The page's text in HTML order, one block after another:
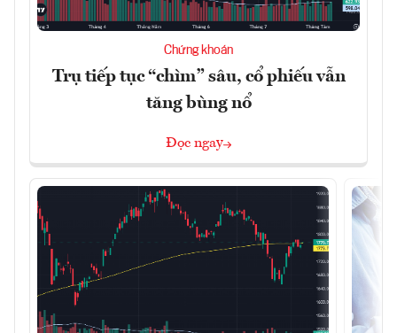
Chứng khoán
Trụ tiếp tục “chìm” sâu, cổ phiếu vẫn
tăng bùng nổ
Đọc ngay